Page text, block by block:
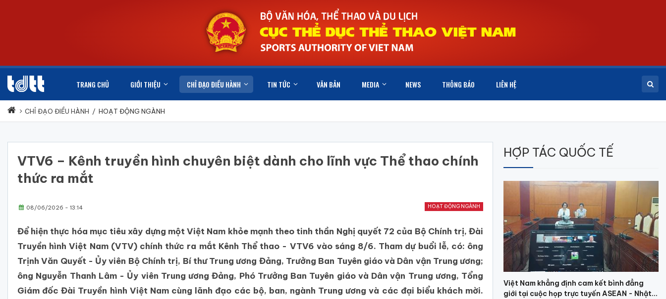
TRANG CHỦ GIỚI THIỆU CHỈ ĐẠO ĐIỀU HÀNH TIN TỨC VĂN BẢN MEDIA NEWS THÔNG BÁO LIÊN HỆ
CHỈ ĐẠO ĐIỀU HÀNH / HOẠT ĐỘNG NGÀNH
VTV6 – Kênh truyền hình chuyên biệt dành cho lĩnh vực Thể thao chính
thức ra mắt
HOẠT ĐỘNG NGÀNH
08/06/2026 - 13:14
Để hiện thực hóa mục tiêu xây dựng một Việt Nam khỏe mạnh theo tinh thần Nghị quyết 72 của Bộ Chính trị, Đài
Truyền hình Việt Nam (VTV) chính thức ra mắt Kênh Thể thao - VTV6 vào sáng 8/6. Tham dự buổi lễ, có: ông
Trịnh Văn Quyết - Ủy viên Bộ Chính trị, Bí thư Trung ương Đảng, Trưởng Ban Tuyên giáo và Dân vận Trung ương;
ông Nguyễn Thanh Lâm - Ủy viên Trung ương Đảng, Phó Trưởng Ban Tuyên giáo và Dân vận Trung ương, Tổng
Giám đốc Đài Truyền hình Việt Nam cùng lãnh đạo các bộ, ban, ngành Trung ương và các đại biểu khách mời.
HỢP TÁC QUỐC TẾ
Việt Nam khẳng định cam kết bình đẳng
giới tại cuộc họp trực tuyến ASEAN - Nhật...